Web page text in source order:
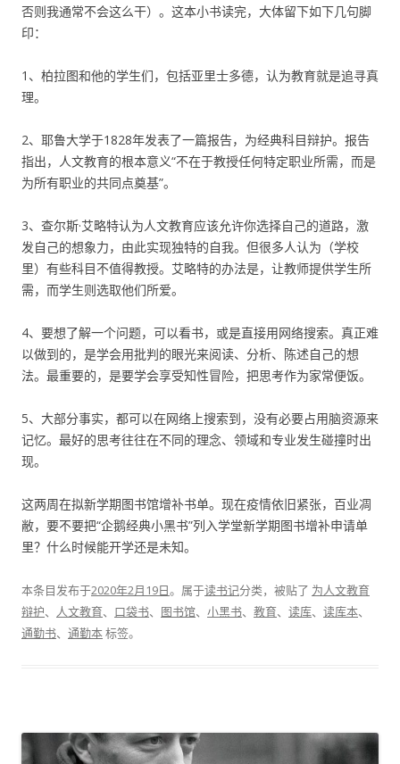
否则我通常不会这么干）。这本小书读完，大体留下如下几句脚
印：
1、柏拉图和他的学生们，包括亚里士多德，认为教育就是追寻真
理。
2、耶鲁大学于1828年发表了一篇报告，为经典科目辩护。报告
指出，人文教育的根本意义“不在于教授任何特定职业所需，而是
为所有职业的共同点奠基”。
3、查尔斯·艾略特认为人文教育应该允许你选择自己的道路，激
发自己的想象力，由此实现独特的自我。但很多人认为（学校
里）有些科目不值得教授。艾略特的办法是，让教师提供学生所
需，而学生则选取他们所爱。
4、要想了解一个问题，可以看书，或是直接用网络搜索。真正难
以做到的，是学会用批判的眼光来阅读、分析、陈述自己的想
法。最重要的，是要学会享受知性冒险，把思考作为家常便饭。
5、大部分事实，都可以在网络上搜索到，没有必要占用脑资源来
记忆。最好的思考往往在不同的理念、领域和专业发生碰撞时出
现。
这两周在拟新学期图书馆增补书单。现在疫情依旧紧张，百业凋
敝，要不要把“企鹅经典小黑书”列入学堂新学期图书增补申请单
里？什么时候能开学还是未知。
本条目发布于2020年2月19日。属于读书记分类，被贴了 为人文教育
辩护、 人文教育、 口袋书、 图书馆、 小黑书、 教育、 读库、 读库本、
通勤书、 通勤本标签。